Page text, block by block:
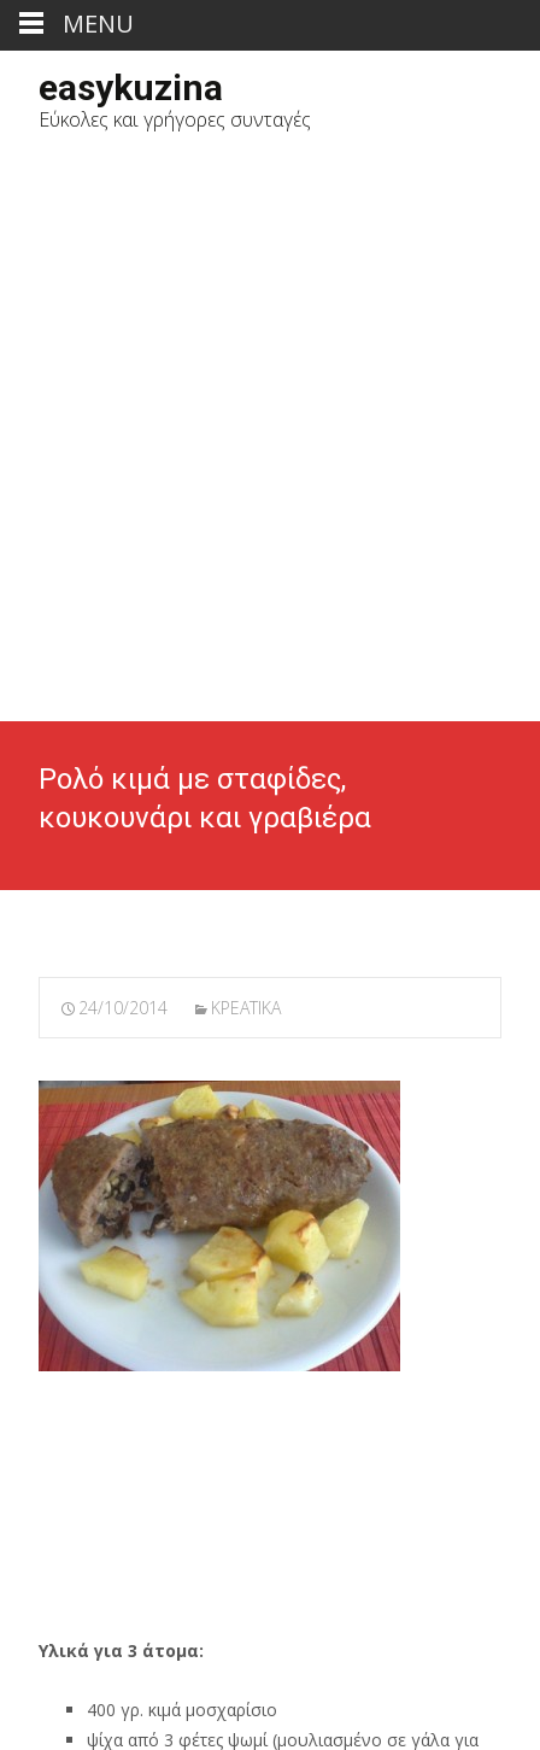
easykuzina
Εύκολες και γρήγορες συνταγές
Ρολό κιμά με σταφίδες,
κουκουνάρι και γραβιέρα
24/10/2014 ΚΡΕΑΤΙΚΑ
Υλικά για 3 άτομα:
400 γρ. κιμά μοσχαρίσιο
ψίχα από 3 φέτες ψωμί (μουλιασμένο σε γάλα για
MENU